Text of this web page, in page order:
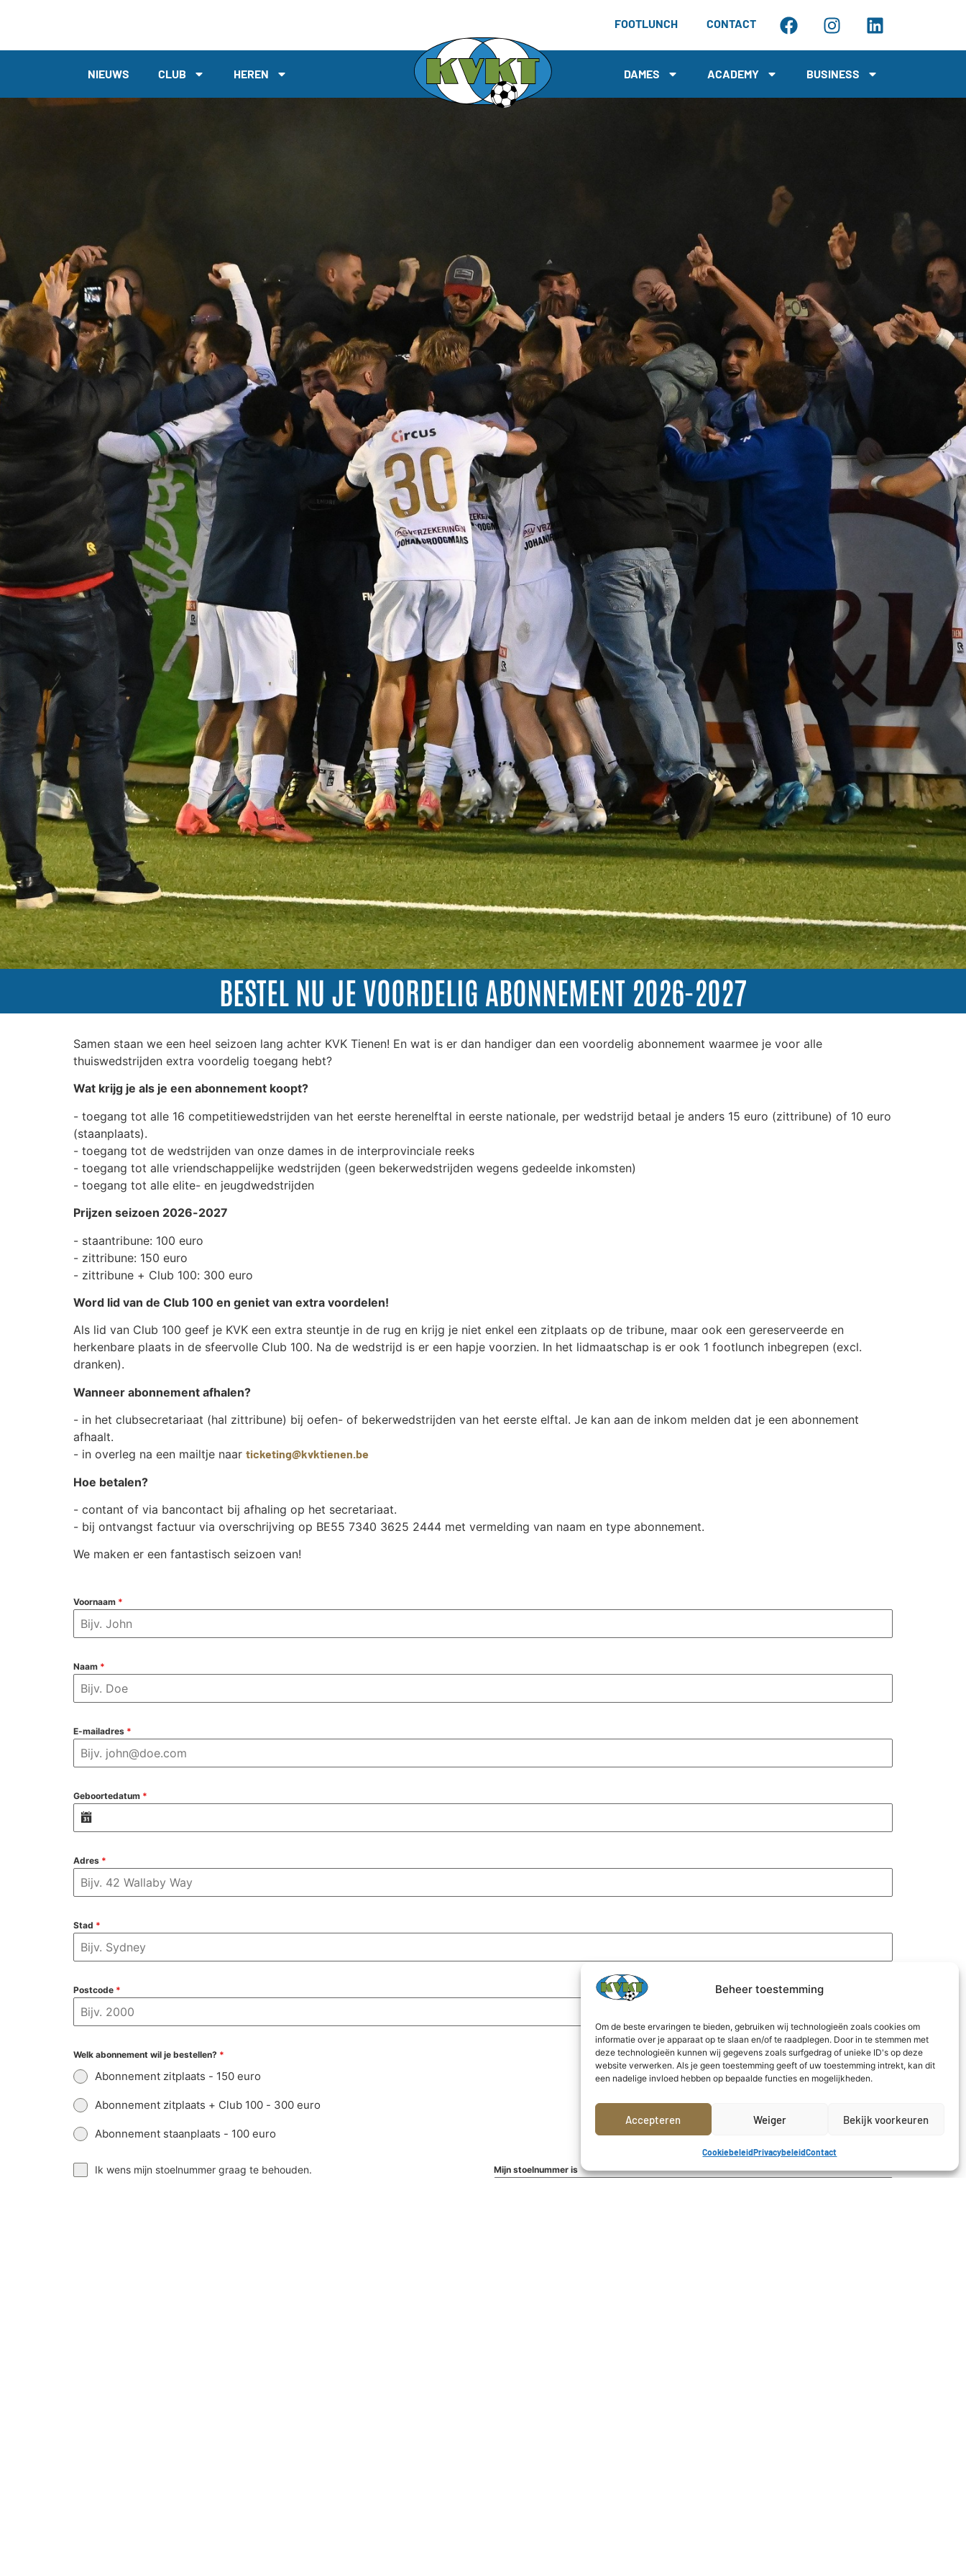
Beheer toestemming
Om de beste ervaringen te bieden, gebruiken wij technologieën zoals cookies om
informatie over je apparaat op te slaan en/of te raadplegen. Door in te stemmen met
deze technologieën kunnen wij gegevens zoals surfgedrag of unieke ID's op deze
website verwerken. Als je geen toestemming geeft of uw toestemming intrekt, kan dit
een nadelige invloed hebben op bepaalde functies en mogelijkheden.
Accepteren Weiger Bekijk voorkeuren
CookiebeleidPrivacybeleidContact
FOOTLUNCH CONTACT
NIEUWS CLUB HEREN DAMES ACADEMY BUSINESS
BESTEL NU JE VOORDELIG ABONNEMENT 2026-2027
Samen staan we een heel seizoen lang achter KVK Tienen! En wat is er dan handiger dan een voordelig abonnement waarmee je voor alle
thuiswedstrijden extra voordelig toegang hebt?
Wat krijg je als je een abonnement koopt?
- toegang tot alle 16 competitiewedstrijden van het eerste herenelftal in eerste nationale, per wedstrijd betaal je anders 15 euro (zittribune) of 10 euro
(staanplaats).
- toegang tot de wedstrijden van onze dames in de interprovinciale reeks
- toegang tot alle vriendschappelijke wedstrijden (geen bekerwedstrijden wegens gedeelde inkomsten)
- toegang tot alle elite- en jeugdwedstrijden
Prijzen seizoen 2026-2027
- staantribune: 100 euro
- zittribune: 150 euro
- zittribune + Club 100: 300 euro
Word lid van de Club 100 en geniet van extra voordelen!
Als lid van Club 100 geef je KVK een extra steuntje in de rug en krijg je niet enkel een zitplaats op de tribune, maar ook een gereserveerde en
herkenbare plaats in de sfeervolle Club 100. Na de wedstrijd is er een hapje voorzien. In het lidmaatschap is er ook 1 footlunch inbegrepen (excl.
dranken).
Wanneer abonnement afhalen?
- in het clubsecretariaat (hal zittribune) bij oefen- of bekerwedstrijden van het eerste elftal. Je kan aan de inkom melden dat je een abonnement
afhaalt.
- in overleg na een mailtje naar ticketing@kvktienen.be
Hoe betalen?
- contant of via bancontact bij afhaling op het secretariaat.
- bij ontvangst factuur via overschrijving op BE55 7340 3625 2444 met vermelding van naam en type abonnement.
We maken er een fantastisch seizoen van!
Voornaam *
Naam *
E-mailadres *
Geboortedatum *
Adres *
Stad *
Postcode *
Welk abonnement wil je bestellen? *
Abonnement zitplaats - 150 euro
Abonnement zitplaats + Club 100 - 300 euro
Abonnement staanplaats - 100 euro
Ik wens mijn stoelnummer graag te behouden. Mijn stoelnummer is